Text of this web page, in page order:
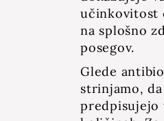
učinkovitost
na splošno
posegov.
Glede
strinjamo,
predpisujejo